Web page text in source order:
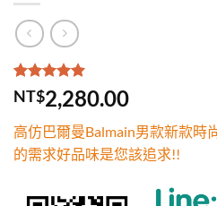
評分5.00/
5，已有
1
位
分
NT$2,280.00
高仿巴爾曼Balmain男款新款時
的需求好品味是您該追求!!